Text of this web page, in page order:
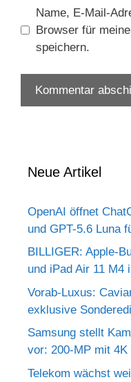
Name, E-Mail-
Browser für
speichern.
Neue Artikel
OpenAI öffnet
und GPT-5.6 Luna
BILLIGER: Apple-
und iPad Air 11 M4
Vorab-Luxus:
exklusive
Samsung stellt
vor: 200-MP mit 4K
Telekom wächst